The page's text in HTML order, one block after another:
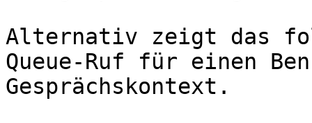
Alternativ zeigt das
Queue-Ruf für einen
Gesprächskontext.